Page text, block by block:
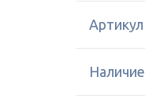
Артикул
Наличие